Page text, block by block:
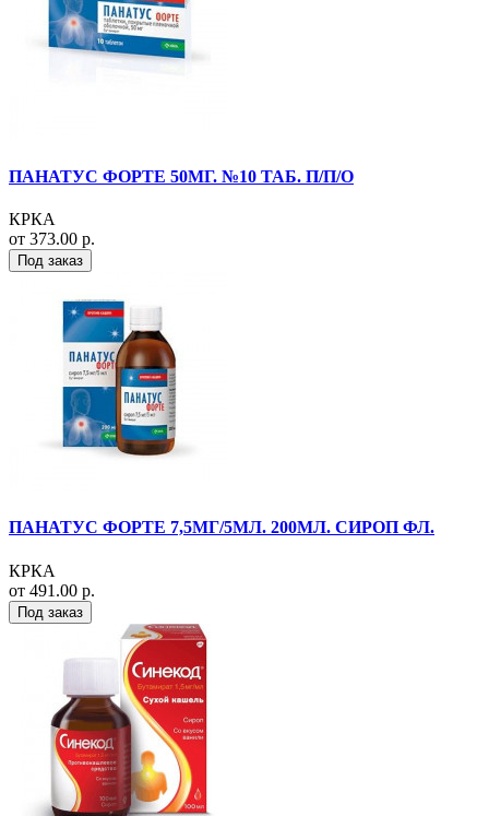
ПАНАТУС ФОРТЕ 50МГ. №10 ТАБ. П/П/О
КРКА
от 373.00 р.
Под заказ
ПАНАТУС ФОРТЕ 7,5МГ/5МЛ. 200МЛ. СИРОП ФЛ.
КРКА
от 491.00 р.
Под заказ